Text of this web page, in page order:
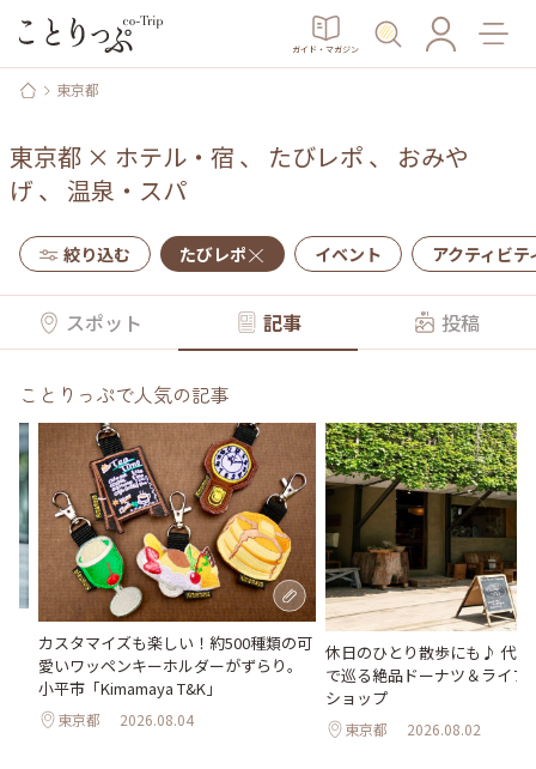
ガイド・マガジン
東京都
東京都 × ホテル・宿 、 たびレポ 、 おみや
げ 、 温泉・スパ
絞り込む たびレポ イベント アクティビテ
スポット 記事 投稿
ことりっぷで人気の記事
カスタマイズも楽しい！約500種類の可
愛いワッペンキーホルダーがずらり。
小平市「Kimamaya T&K」
東京都 2026.08.04
休日のひとり散歩にも♪ 代々
で巡る絶品ドーナツ＆ライフ
ショップ
東京都 2026.08.02